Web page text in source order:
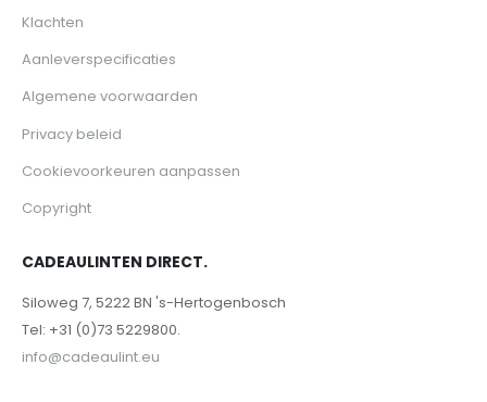
Klachten
Aanleverspecificaties
Algemene voorwaarden
Privacy beleid
Cookievoorkeuren aanpassen
Copyright
CADEAULINTEN DIRECT.
Siloweg 7, 5222 BN 's-Hertogenbosch
Tel: +31 (0)73 5229800.
info@cadeaulint.eu